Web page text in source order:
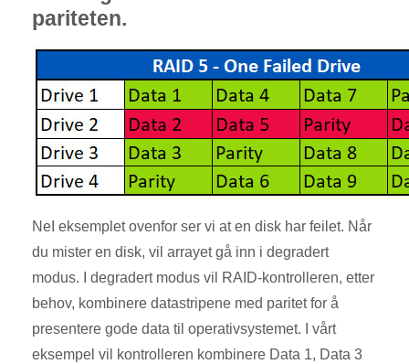
pariteten.
NeI eksemplet ovenfor ser vi at en disk har feilet. Når
du mister en disk, vil arrayet gå inn i degradert
modus. I degradert modus vil RAID-kontrolleren, etter
behov, kombinere datastripene med paritet for å
presentere gode data til operativsystemet. I vårt
eksempel vil kontrolleren kombinere Data 1, Data 3